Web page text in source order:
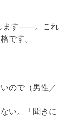
ます——。これ
です。
ので（男性／
い。「聞きに